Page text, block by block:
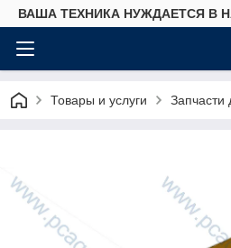
ВАША ТЕХНИКА НУЖДАЕТСЯ В
Товары и услуги Запчасти